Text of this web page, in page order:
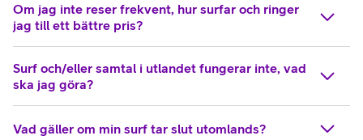
Om jag inte reser frekvent, hur surfar och ringer
jag till ett bättre pris?
Surf och/eller samtal i utlandet fungerar inte, vad
ska jag göra?
Vad gäller om min surf tar slut utomlands?